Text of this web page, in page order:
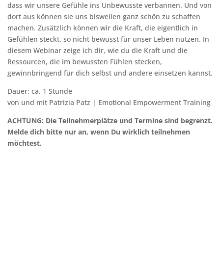
dass wir unsere Gefühle ins Unbewusste verbannen. Und von
dort aus können sie uns bisweilen ganz schön zu schaffen
machen. Zusätzlich können wir die Kraft, die eigentlich in
Gefühlen steckt, so nicht bewusst für unser Leben nutzen. In
diesem Webinar zeige ich dir, wie du die Kraft und die
Ressourcen, die im bewussten Fühlen stecken,
gewinnbringend für dich selbst und andere einsetzen kannst.
Dauer: ca. 1 Stunde
von und mit Patrizia Patz | Emotional Empowerment Training
ACHTUNG: Die Teilnehmerplätze und Termine sind begrenzt.
Melde dich bitte nur an, wenn Du wirklich teilnehmen
möchtest.